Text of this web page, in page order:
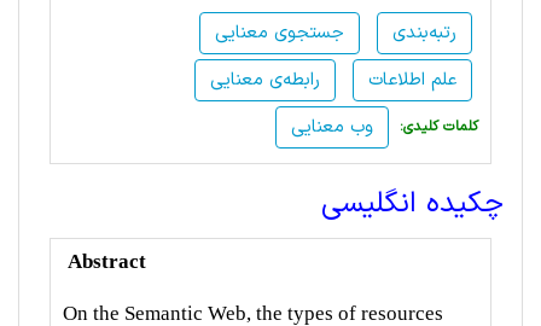
جستجوی معنایی
رتبه‌بندی
رابطه‌ی معنایی
علم اطلاعات
وب معنایی
:کلمات کلیدی
چکیده انگلیسی
Abstract
On the Semantic Web, the types of resources